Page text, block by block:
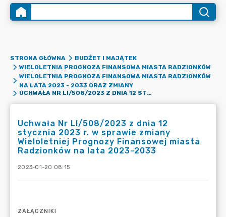
STRONA GŁÓWNA
BUDŻET I MAJĄTEK
WIELOLETNIA PROGNOZA FINANSOWA MIASTA RADZIONKÓW
WIELOLETNIA PROGNOZA FINANSOWA MIASTA RADZIONKÓW
NA LATA 2023 - 2033 ORAZ ZMIANY
UCHWAŁA NR LI/508/2023 Z DNIA 12 STYCZNIA 2023 R. W SPRAWIE ZMIANY WIELOLETNIEJ PROGNOZY FINANSOWEJ MIASTA RADZIONKÓW NA LATA 2023-2033
Uchwała Nr LI/508/2023 z dnia 12
stycznia 2023 r. w sprawie zmiany
Wieloletniej Prognozy Finansowej miasta
Radzionków na lata 2023-2033
2023-01-20 08:15
ZAŁĄCZNIKI